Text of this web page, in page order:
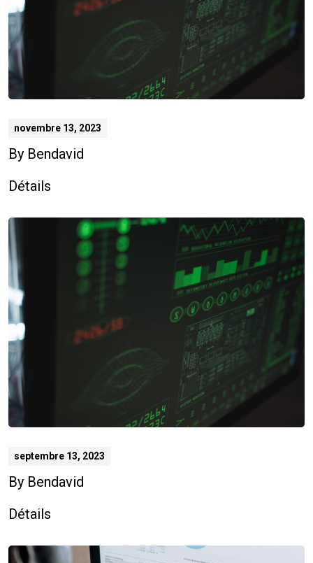
novembre 13, 2023
By Bendavid
Détails
septembre 13, 2023
By Bendavid
Détails